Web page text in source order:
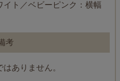
イト／ベビーピンク：横幅
考
ありません。